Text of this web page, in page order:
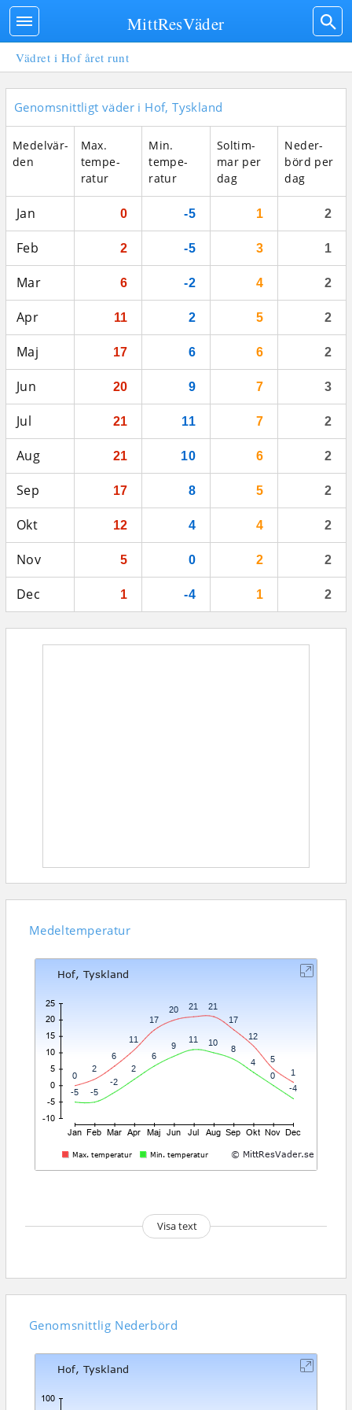
Vädret i Hof året runt
Genomsnittligt väder i Hof, Tyskland
Medel­vär­
den
Max.
tempe­
ratur
Min.
tempe­
ratur
Sol­tim­
mar per
dag
Neder­
börd per
dag
Jan 0 -5 1 2
Feb 2 -5 3 1
Mar 6 -2 4 2
Apr 11 2 5 2
Maj 17 6 6 2
Jun 20 9 7 3
Jul 21 11 7 2
Aug 21 10 6 2
Sep 17 8 5 2
Okt 12 4 4 2
Nov 5 0 2 2
Dec 1 -4 1 2
Medeltemperatur
Visa text
Genomsnittlig Nederbörd
MittResVäder